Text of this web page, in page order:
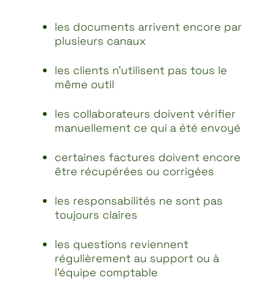
les documents arrivent encore par
plusieurs canaux
les clients n’utilisent pas tous le
même outil
les collaborateurs doivent vérifier
manuellement ce qui a été envoyé
certaines factures doivent encore
être récupérées ou corrigées
les responsabilités ne sont pas
toujours claires
les questions reviennent
régulièrement au support ou à
l’équipe comptable